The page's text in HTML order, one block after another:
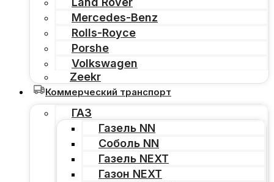
Mercedes-Benz
Rolls-Royce
Porshe
Volkswagen
Zeekr
Коммерческий транспорт
ГАЗ
Газель NN
Соболь NN
Газель NEXT
Газон NEXT